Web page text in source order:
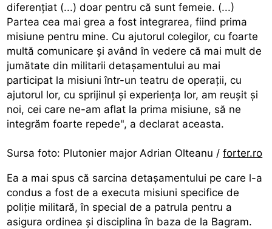
diferențiat (...) doar pentru că sunt femeie. (...)
Partea cea mai grea a fost integrarea, fiind prima
misiune pentru mine. Cu ajutorul colegilor, cu foarte
multă comunicare și având în vedere că mai mult de
jumătate din militarii detașamentului au mai
participat la misiuni într-un teatru de operații, cu
ajutorul lor, cu sprijinul și experiența lor, am reușit și
noi, cei care ne-am aflat la prima misiune, să ne
integrăm foarte repede", a declarat aceasta.
Sursa foto: Plutonier major Adrian Olteanu /forter.ro
Ea a mai spus că sarcina detașamentului pe care l-a
condus a fost de a executa misiuni specifice de
poliție militară, în special de a patrula pentru a
asigura ordinea și disciplina în baza de la Bagram.